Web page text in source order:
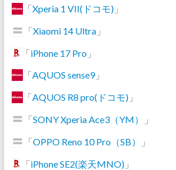
「Xperia 1 VII(ドコモ)」
「Xiaomi 14 Ultra」
「iPhone 17 Pro」
「AQUOS sense9」
「AQUOS R8 pro(ドコモ)」
「SONY Xperia Ace3（YM）
」
「OPPO Reno 10 Pro（SB）
」
「iPhone SE2(楽天MNO)」